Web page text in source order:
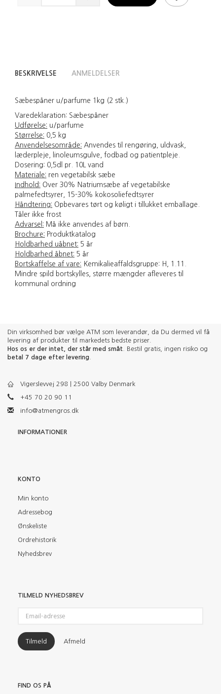
BESKRIVELSE ANMELDELSER
Sæbespåner u/parfume 1kg (2 stk.)
Varedeklaration: Sæbespåner
Udførelse: u/parfume
Størrelse: 0,5 kg
Anvendelsesområde: Anvendes til rengøring, uldvask,
læderpleje, linoleumsgulve, fodbad og patientpleje.
Dosering: 0,5dl pr. 10L vand
Materiale: ren vegetabilsk sæbe
Indhold: Over 30% Natriumsæbe af vegetabilske
palmefedtsyrer, 15-30% kokosoliefedtsyrer
Håndtering: Opbevares tørt og køligt i tillukket emballage.
Tåler ikke frost
Advarsel: Må ikke anvendes af børn.
Brochure: Produktkatalog
Holdbarhed uåbnet: 5 år
Holdbarhed åbnet: 5 år
Bortskaffelse af vare: Kemikalieaffaldsgruppe: H, 1.11.
Mindre spild bortskylles, større mængder afleveres til
kommunal ordning
Din virksomhed bør vælge ATM som leverandør, da Du dermed vil få
levering af produkter til markedets bedste priser.
Hos os er der intet, der står med småt . Bestil gratis, ingen risiko og
betal 7 dage efter levering
Vigerslevvej 298 | 2500 Valby Denmark
+45 70 20 90 11
info@atmengros.dk
INFORMATIONER
KONTO
Min konto
Adressebog
Ønskeliste
Ordrehistorik
Nyhedsbrev
TILMELD NYHEDSBREV
adresse
Tilmeld Afmeld
FIND OS PÅ